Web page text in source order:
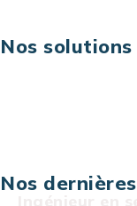
Nos solutions
Nos
Ingénieur en